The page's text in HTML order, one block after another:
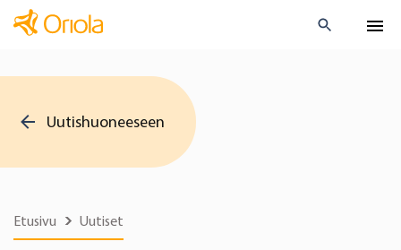
Uutishuoneeseen
Etusivu Uutiset